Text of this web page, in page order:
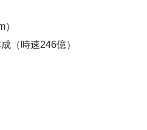
（時速246億）